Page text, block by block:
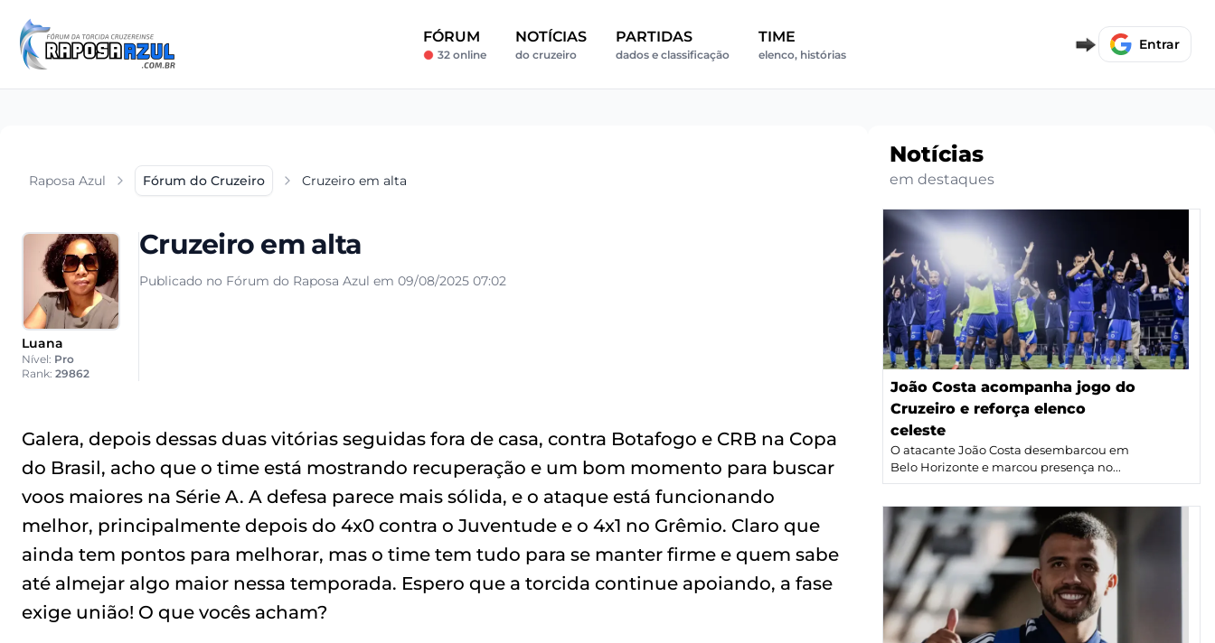
FÓRUM
32 online
NOTÍCIAS
do cruzeiro
PARTIDAS
dados e classificação
TIME
elenco, histórias
Entrar
Raposa Azul Fórum do Cruzeiro Cruzeiro em alta
Luana
Nível: Pro
Rank: 29862
Cruzeiro em alta
Publicado no Fórum do Raposa Azul em 09/08/2025 07:02
Galera, depois dessas duas vitórias seguidas fora de casa, contra Botafogo e CRB na Copa
do Brasil, acho que o time está mostrando recuperação e um bom momento para buscar
voos maiores na Série A. A defesa parece mais sólida, e o ataque está funcionando
melhor, principalmente depois do 4x0 contra o Juventude e o 4x1 no Grêmio. Claro que
ainda tem pontos para melhorar, mas o time tem tudo para se manter firme e quem sabe
até almejar algo maior nessa temporada. Espero que a torcida continue apoiando, a fase
exige união! O que vocês acham?
Notícias
em destaques
João Costa acompanha jogo do
Cruzeiro e reforça elenco
celeste
O atacante João Costa desembarcou em
Belo Horizonte e marcou presença no...